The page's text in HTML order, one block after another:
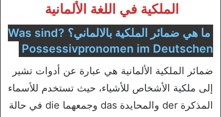
الملكية في اللغة الألمانية
ما هي ضمائر الملكية بالالماني؟ ?Was sind
Possessivpronomen im Deutschen
ضمائر الملكية الألمانية هي عبارة عن أدوات تشير
إلى ملكية الأشخاص للأشياء، حيث تستخدم للأسماء
المذكرة der والمحايدة das وجمعهما die في حالة